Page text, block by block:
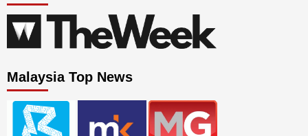
Malaysia Top News